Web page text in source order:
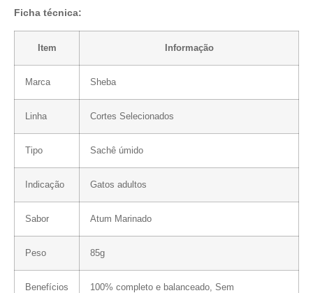
Ficha técnica:
Item Informação
Marca Sheba
Linha Cortes Selecionados
Tipo Sachê úmido
Indicação Gatos adultos
Sabor Atum Marinado
Peso 85g
Benefícios 100% completo e balanceado, Sem